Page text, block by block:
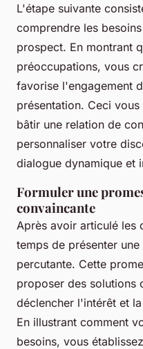
L'étape suivante
comprendre les
prospect. En montrant
préoccupations, vous
favorise l'engagement
présentation. Ceci
bâtir une relation de
personnaliser votre
dialogue dynamique et
Formuler une
convaincante
Après avoir articulé les
temps de présenter
percutante. Cette
proposer des solutions
déclencher l'intérêt et
En illustrant comment
besoins, vous